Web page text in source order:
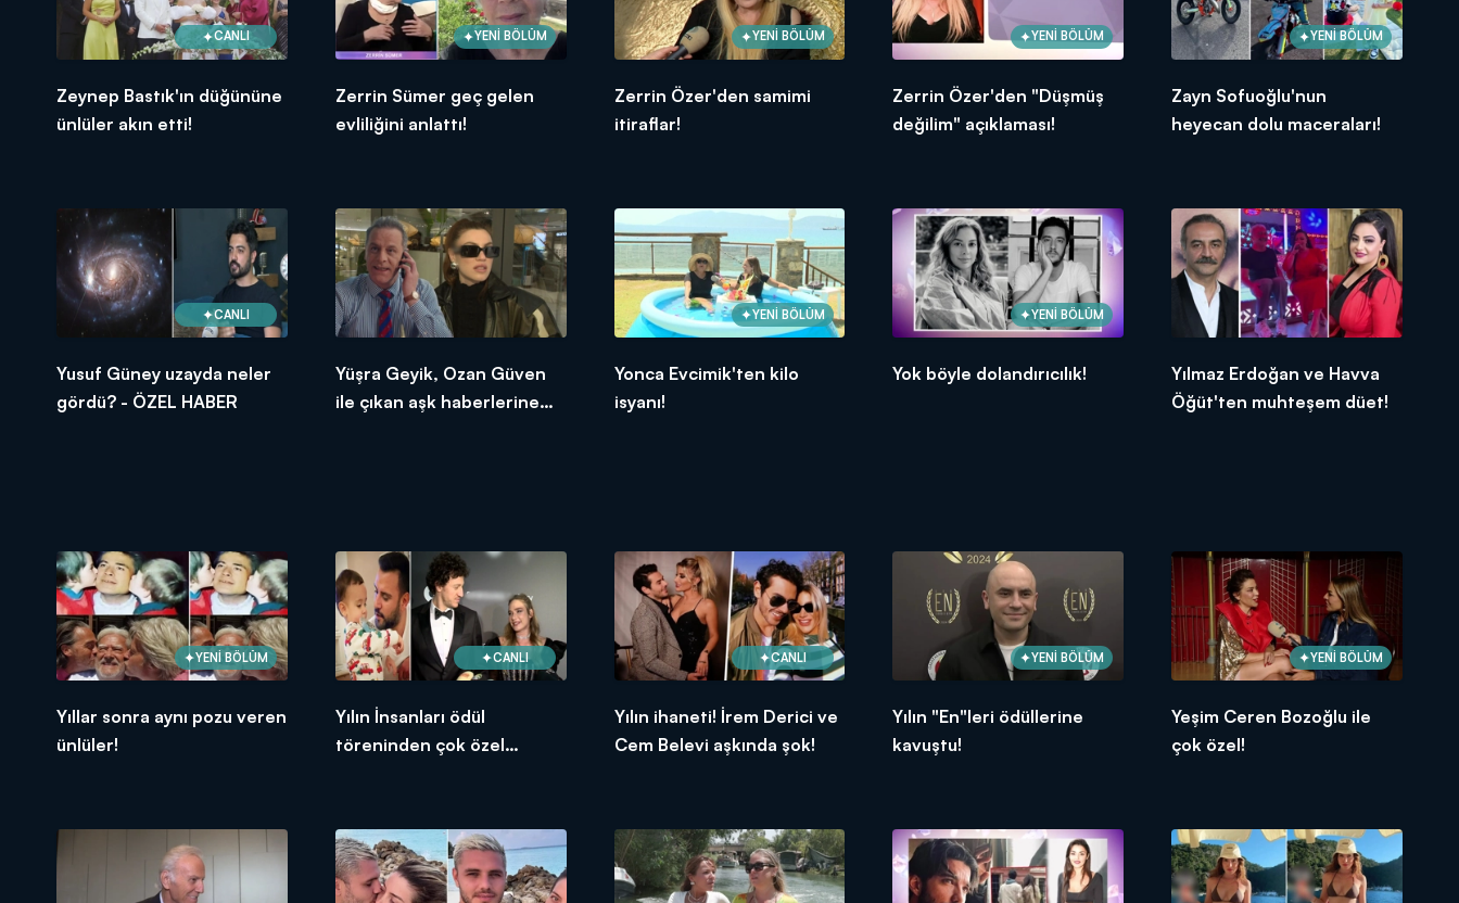
CANLI
Zeynep Bastık'ın düğününe
ünlüler akın etti!
YENİ BÖLÜM
Zerrin Sümer geç gelen
evliliğini anlattı!
YENİ BÖLÜM
Zerrin Özer'den samimi
itiraflar!
YENİ BÖLÜM
Zerrin Özer'den "Düşmüş
değilim" açıklaması!
YENİ BÖLÜM
Zayn Sofuoğlu'nun
heyecan dolu maceraları!
CANLI
Yusuf Güney uzayda neler
gördü? - ÖZEL HABER
Yüşra Geyik, Ozan Güven
ile çıkan aşk haberlerine
YENİ BÖLÜM
Yonca Evcimik'ten kilo
isyanı!
YENİ BÖLÜM
Yok böyle dolandırıcılık!
Yılmaz Erdoğan ve Havva
Öğüt'ten muhteşem düet!
YENİ BÖLÜM
Yıllar sonra aynı pozu veren
ünlüler!
CANLI
Yılın İnsanları ödül
töreninden çok özel
CANLI
Yılın ihaneti! İrem Derici ve
Cem Belevi aşkında şok!
YENİ BÖLÜM
Yılın "En"leri ödüllerine
kavuştu!
YENİ BÖLÜM
Yeşim Ceren Bozoğlu ile
çok özel!